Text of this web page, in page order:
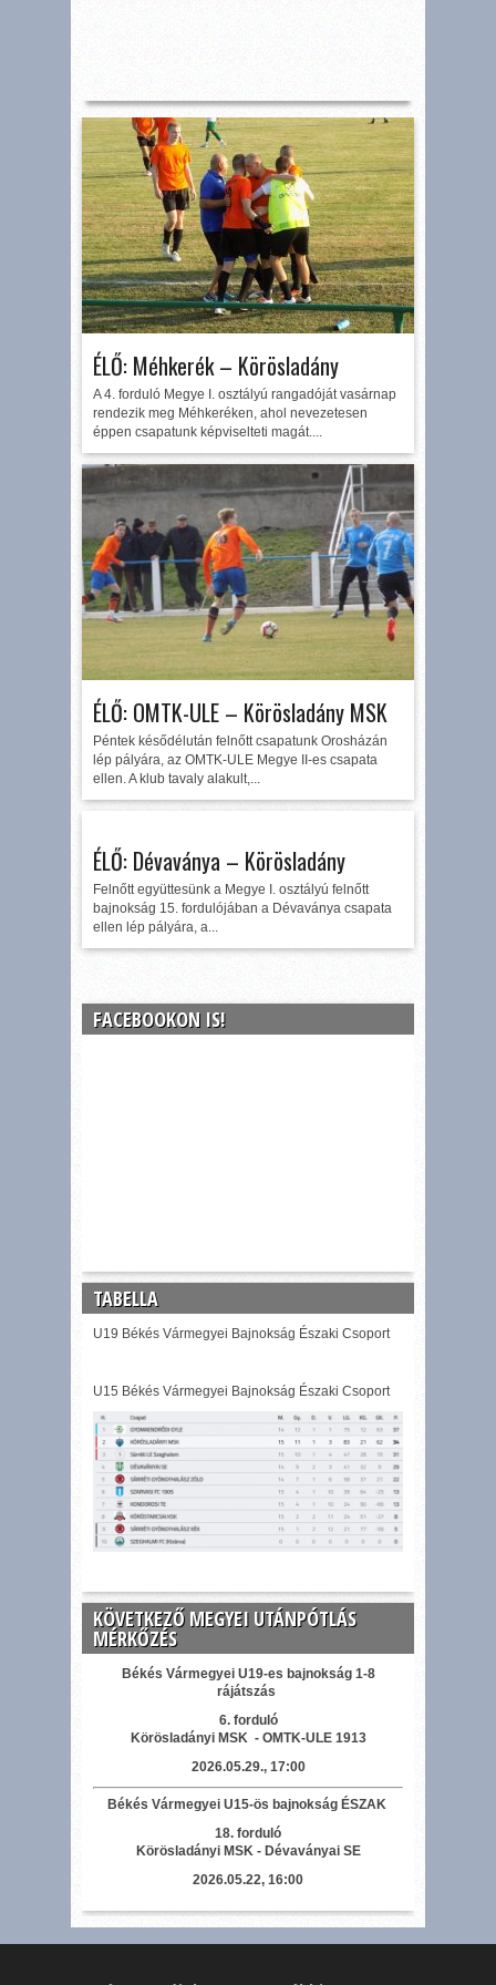
ÉLŐ: Méhkerék – Körösladány
A 4. forduló Megye I. osztályú rangadóját vasárnap
rendezik meg Méhkeréken, ahol nevezetesen
éppen csapatunk képviselteti magát....
ÉLŐ: OMTK-ULE – Körösladány MSK
Péntek késődélután felnőtt csapatunk Orosházán
lép pályára, az OMTK-ULE Megye II-es csapata
ellen. A klub tavaly alakult,...
ÉLŐ: Dévaványa – Körösladány
Felnőtt együttesünk a Megye I. osztályú felnőtt
bajnokság 15. fordulójában a Dévaványa csapata
ellen lép pályára, a...
FACEBOOKON IS!
TABELLA
U19 Békés Vármegyei Bajnokság Északi Csoport
U15 Békés Vármegyei Bajnokság Északi Csoport
KÖVETKEZŐ MEGYEI UTÁNPÓTLÁS
MÉRKŐZÉS
Békés Vármegyei U19-es bajnokság 1-8
rájátszás
6. forduló
Körösladányi MSK - OMTK-ULE 1913
2026.05.29., 17:00
Békés Vármegyei U15-ös bajnokság ÉSZAK
18. forduló
Körösladányi MSK - Dévaványai SE
2026.05.22, 16:00